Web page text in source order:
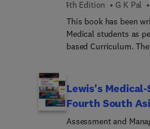
With illustrated, step-
makes it easy to
procedures. Care
nursing process
an expert author team
Anne Perry, this
you develop the
judgment you need to
4th Edition G K Pal
This book has been
Medical students as
based Curriculum.
integration of body
clinically
importance of that
Lewis's
Fourth South
Assessment and